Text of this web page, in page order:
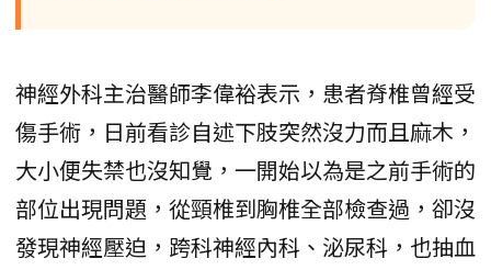
神經外科主治醫師李偉裕表示，患者脊椎曾經受
傷手術，日前看診自述下肢突然沒力而且麻木，
大小便失禁也沒知覺，一開始以為是之前手術的
部位出現問題，從頸椎到胸椎全部檢查過，卻沒
發現神經壓迫，跨科神經內科、泌尿科，也抽血